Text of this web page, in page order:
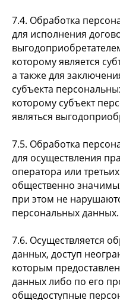
7.4. Обработка
для исполнения
которому является
а также для
субъекта
которому субъект
являться
7.5. Обработка
для осуществления
оператора или
общественно
при этом не
персональных данных.
7.6. Осуществляется
данных, доступ
которым
данных либо по его
общедоступные